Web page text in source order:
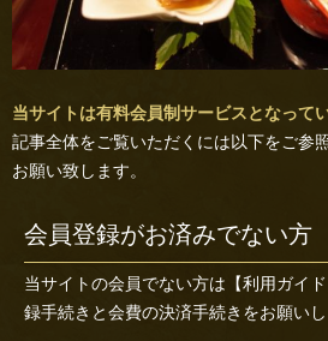
当サイトは有料会員制サービスとなってい
記事全体をご覧いただくには以下をご参
お願い致します。
会員登録がお済みでない方
当サイトの会員でない方は 【利用ガイド
録手続きと会費の決済手続きをお願いし